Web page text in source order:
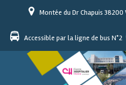
Montée du Dr Chapuis 38200
Accessible par la ligne de bus N°2